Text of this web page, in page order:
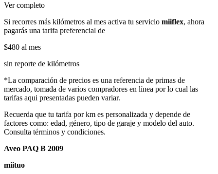
Ver completo
Si recorres más kilómetros al mes activa tu servicio miiflex, ahora
pagarás una tarifa preferencial de
$480 al mes
sin reporte de kilómetros
*La comparación de precios es una referencia de primas de
mercado, tomada de varios compradores en línea por lo cual las
tarifas aqui presentadas pueden variar.
Recuerda que tu tarifa por km es personalizada y depende de
factores como: edad, género, tipo de garaje y modelo del auto.
Consulta términos y condiciones.
Aveo PAQ B 2009
miituo